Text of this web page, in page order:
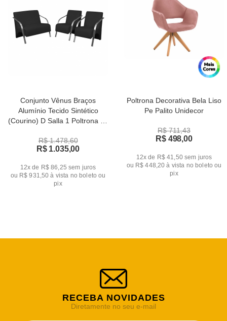
Conjunto Vênus Braços
Alumínio Tecido Sintético
(Courino) D Salla 1 Poltrona de
R$ 1.478,60
R$ 1.035,00
12x de R$ 86,25 sem juros
ou R$ 931,50 à vista no boleto ou
pix
Poltrona Decorativa Bela Liso
Pe Palito Unidecor
R$ 711,43
R$ 498,00
12x de R$ 41,50 sem juros
ou R$ 448,20 à vista no boleto ou
pix
RECEBA NOVIDADES
Diretamente no seu e-mail